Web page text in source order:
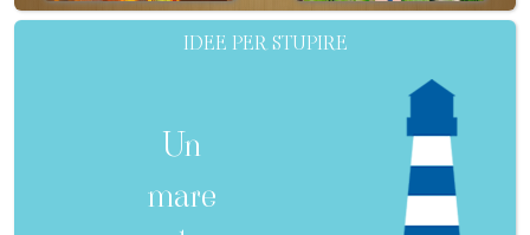
IDEE PER STUPIRE
Un
mare